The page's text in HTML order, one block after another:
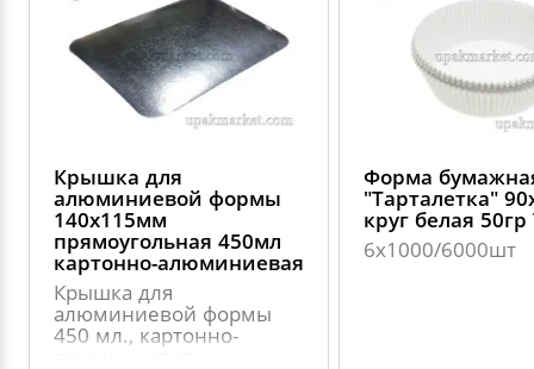
Крышка для
алюминиевой формы
140х115мм
прямоугольная 450мл
картонно-алюминиевая
Крышка для
алюминиевой формы
450 мл., картонно-
алюминиевая
Форма
"Тарталетка"
круг белая
6х1000/6000шт